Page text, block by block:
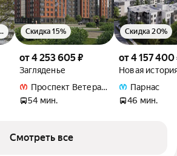
000 руб.
от 4 253 605 ₽
Загляденье
Проспект Ветеранов
54 мин.
Скидка 15%
от 4 157 400
Новая
Парнас
46 мин.
Скидка 20%
Смотреть все